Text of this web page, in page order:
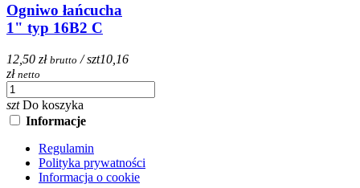
Ogniwo łańcucha
1" typ 16B2 C
12,50 zł brutto / szt10,16
zł netto
szt Do koszyka
Informacje
Regulamin
Polityka prywatności
Informacja o cookie